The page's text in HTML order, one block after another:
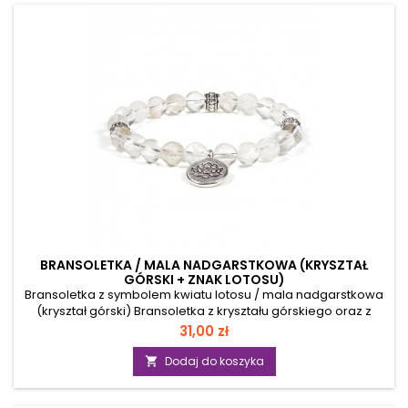
BRANSOLETKA / MALA NADGARSTKOWA (KRYSZTAŁ
GÓRSKI + ZNAK LOTOSU)
Bransoletka z symbolem kwiatu lotosu / mala nadgarstkowa
(kryształ górski) Bransoletka z kryształu górskiego oraz z
metalowym grawerunkiem o kształcie kwiatu lotosu.
Ornament z grawerunkiem oraz pozostałe metalowe
elementy zostały wykonane ze stopu cynku. Koraliki
nawleczone są na bardzo mocną, elastyczną żyłkę jubilerską
i łatwo dopasowują się do nadgarstka. Produkt nie zawiera
Cena
31,00 zł
 Dodaj do koszyka